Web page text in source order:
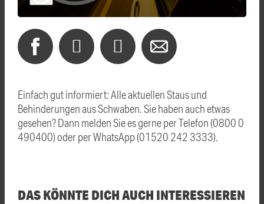
Einfach gut informiert: Alle aktuellen Staus und
Behinderungen aus Schwaben. Sie haben auch etwas
gesehen? Dann melden Sie es gerne per Telefon (0800 0
490400) oder per WhatsApp (01520 242 3333).
DAS KÖNNTE DICH AUCH INTERESSIEREN